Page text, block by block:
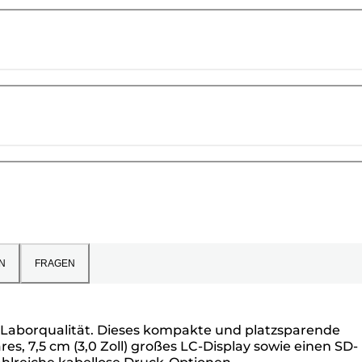
FRAGEN
Dieses kompakte und platzsparende
7,5 cm (3,0 Zoll) großes LC-Display sowie einen SD-